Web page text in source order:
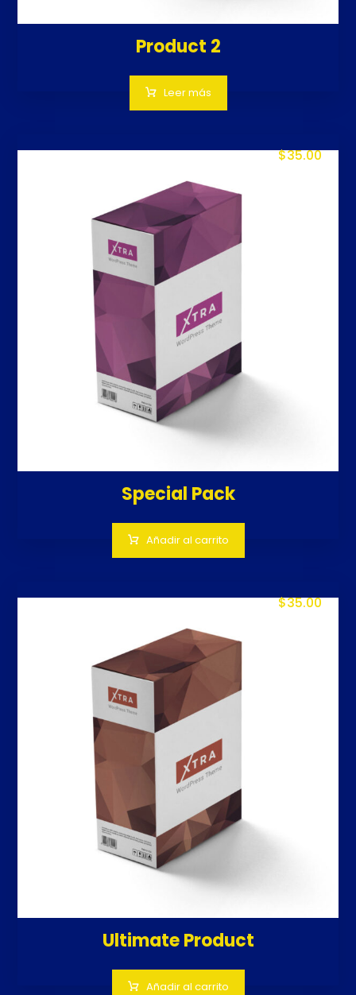
Product 2
Leer más
Special Pack
$35.00
Añadir al carrito
Ultimate Product
$35.00
Añadir al carrito